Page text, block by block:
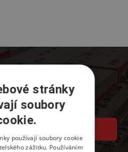
stránky
soubory
používají soubory cookie
zážitku. Používáním